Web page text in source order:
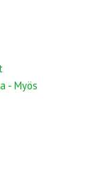
- Myös